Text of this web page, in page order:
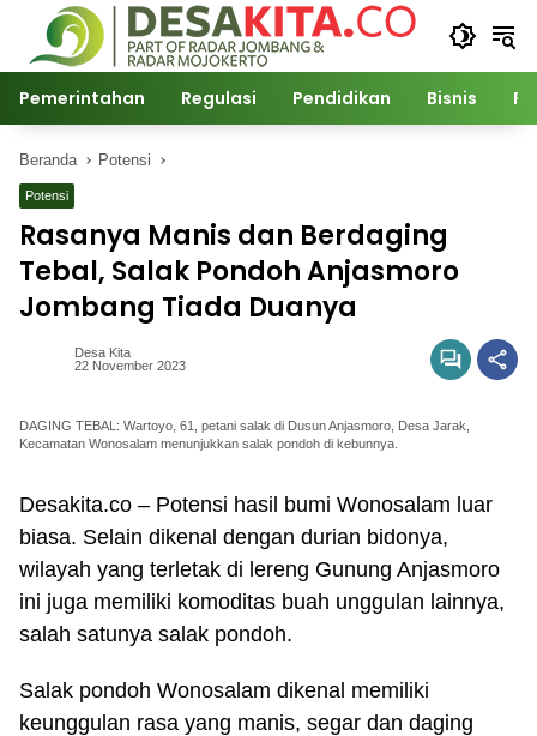
Langsung
konten
Pemerintahan Regulasi Pendidikan Bisnis
Beranda Potensi
Potensi
Rasanya Manis dan Berdaging
Tebal, Salak Pondoh Anjasmoro
Jombang Tiada Duanya
Desa Kita
22 November 2023
DAGING TEBAL: Wartoyo, 61, petani salak di Dusun Anjasmoro, Desa Jarak,
Kecamatan Wonosalam menunjukkan salak pondoh di kebunnya.
Desakita.co – Potensi hasil bumi Wonosalam luar
biasa. Selain dikenal dengan durian bidonya,
wilayah yang terletak di lereng Gunung Anjasmoro
ini juga memiliki komoditas buah unggulan lainnya,
salah satunya salak pondoh.
Salak pondoh Wonosalam dikenal memiliki
keunggulan rasa yang manis, segar dan daging